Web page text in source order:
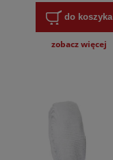
do koszyka
zobacz więcej